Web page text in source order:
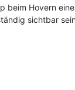
Hovern
sichtbar